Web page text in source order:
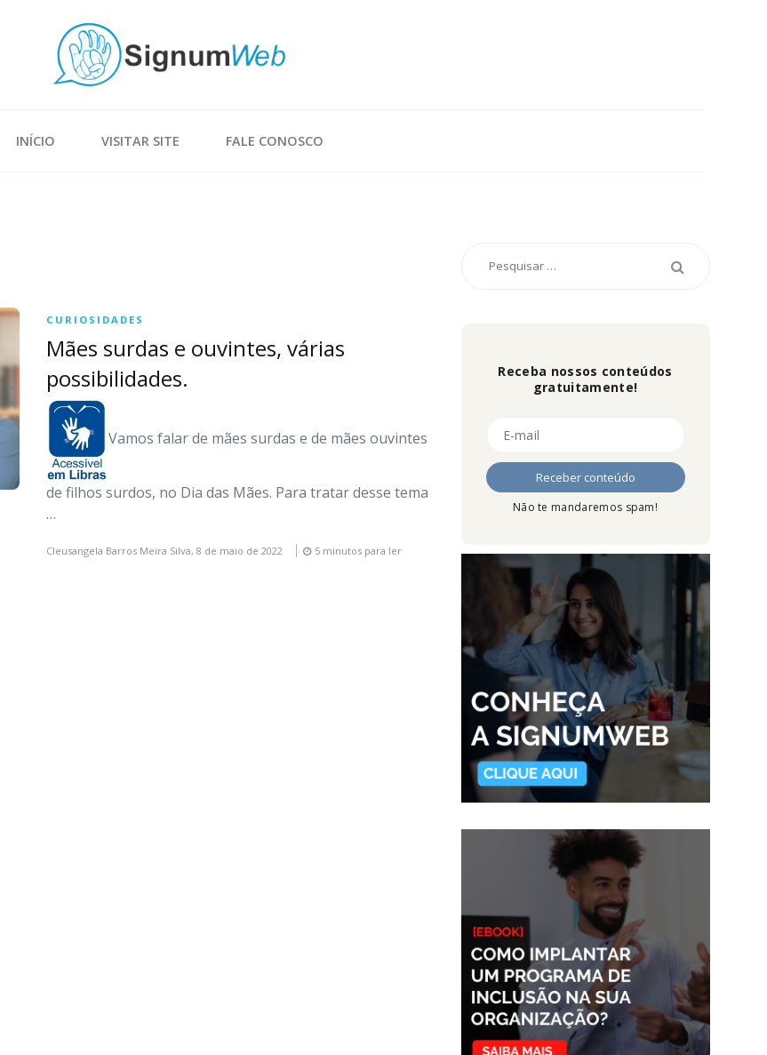
INÍCIO VISITAR SITE FALE CONOSCO
CURIOSIDADES
Mães surdas e ouvintes, várias
possibilidades.
Vamos falar de mães surdas e de mães ouvintes
de filhos surdos, no Dia das Mães. Para tratar desse tema
…
Cleusangela Barros Meira Silva,8 de maio de 2022 5 minutos para ler
Receba nossos conteúdos
gratuitamente!
Não te mandaremos spam!